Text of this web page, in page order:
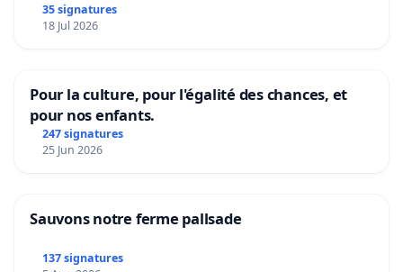
35 signatures
18 Jul 2026
Pour la culture, pour l'égalité des chances, et
pour nos enfants.
247 signatures
25 Jun 2026
Sauvons notre ferme pallsade
137 signatures